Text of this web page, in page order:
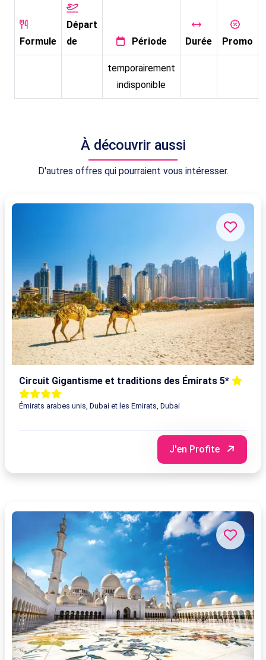
Formule
Départ
de
Période Durée Promo
temporairement
indisponible
À découvrir aussi
D'autres offres qui pourraient vous intéresser.
Circuit Gigantisme et traditions des Émirats 5*
Émirats arabes unis, Dubai et les Emirats, Dubai
J'en Profite